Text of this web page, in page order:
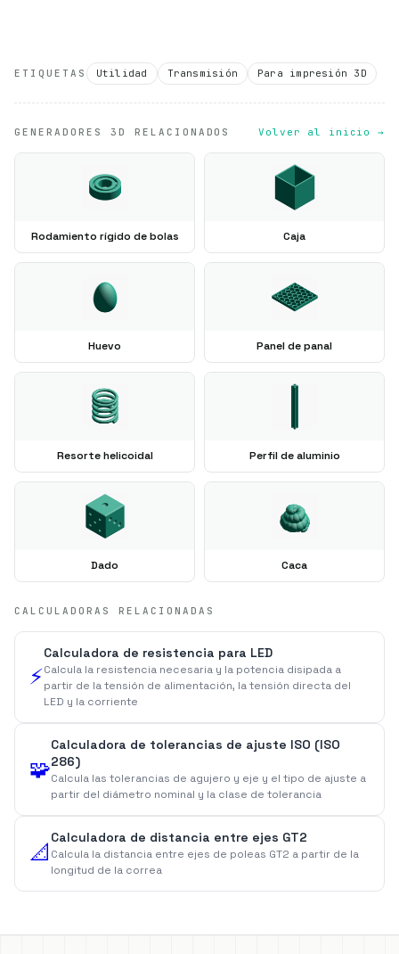
ETIQUETAS Utilidad Transmisión Para impresión 3D
GENERADORES 3D RELACIONADOS Volver al inicio →
Rodamiento rígido de bolas Caja
Huevo Panel de panal
Resorte helicoidal Perfil de aluminio
Dado Caca
CALCULADORAS RELACIONADAS
⚡
Calculadora de resistencia para LED
Calcula la resistencia necesaria y la potencia disipada a
partir de la tensión de alimentación, la tensión directa del
LED y la corriente
🧩
Calculadora de tolerancias de ajuste ISO (ISO
286)
Calcula las tolerancias de agujero y eje y el tipo de ajuste a
partir del diámetro nominal y la clase de tolerancia
📐
Calculadora de distancia entre ejes GT2
Calcula la distancia entre ejes de poleas GT2 a partir de la
longitud de la correa